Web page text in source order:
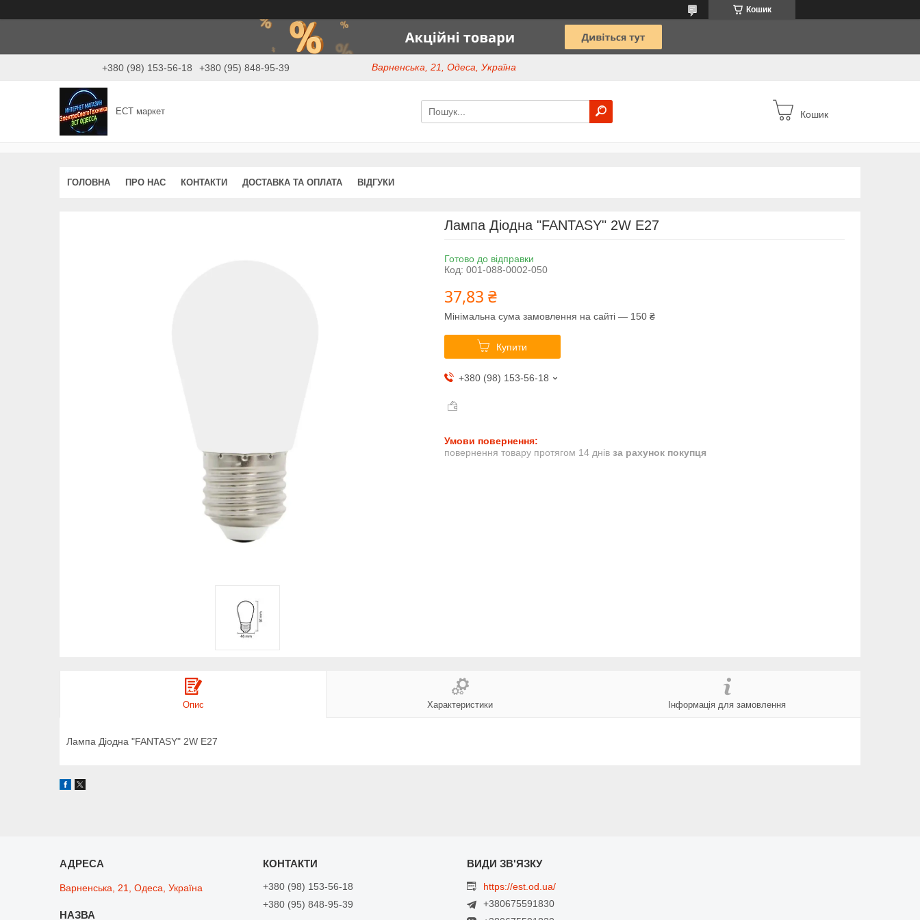
Кошик
+380 (98) 153-56-18 +380 (95) 848-95-39 Варненська, 21, Одеса, Україна
ЕСТ маркет Кошик
ГОЛОВНА ПРО НАС КОНТАКТИ ДОСТАВКА ТА ОПЛАТА ВІДГУКИ
Лампа Діодна "FANTASY" 2W E27
Готово до відправки
Код: 001-088-0002-050
37,83 ₴
Мінімальна сума замовлення на сайті — 150 ₴
Купити
+380 (98) 153-56-18
повернення товару протягом 14 днів за рахунок покупця
Опис Характеристики Інформація для замовлення
Лампа Діодна "FANTASY" 2W E27
Варненська, 21, Одеса, Україна
+380 (98) 153-56-18
+380 (95) 848-95-39
https://est.od.ua/
+380675591830